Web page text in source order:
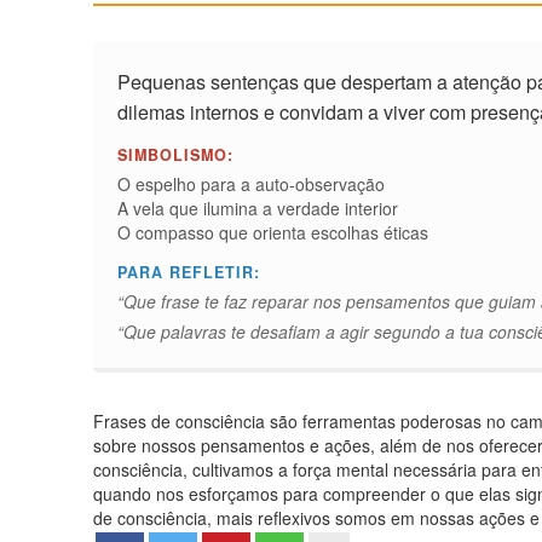
Pequenas sentenças que despertam a atenção
dilemas internos e convidam a viver com
SIMBOLISMO:
O espelho para a auto-observação
A vela que ilumina a verdade interior
O compasso que orienta escolhas éticas
PARA REFLETIR:
“Que frase te faz reparar nos pensamentos que guiam
“Que palavras te desafiam a agir segundo a tua
Frases de consciência são ferramentas poderosas no
sobre nossos pensamentos e ações, além de nos
consciência, cultivamos a força mental necessária para
quando nos esforçamos para compreender o que elas
de consciência, mais reflexivos somos em nossas ações